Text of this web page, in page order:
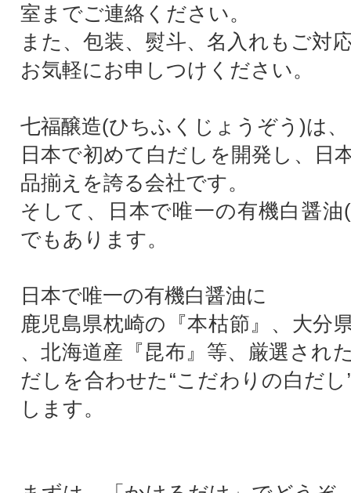
室までご連絡ください。
また、包装、熨斗、名入れもご対
お気軽にお申しつけください。
七福醸造(ひちふくじょうぞう)は、
日本で初めて白だしを開発し、日
品揃えを誇る会社です。
そして、日本で唯一の有機白醤油
でもあります。
日本で唯一の有機白醤油に
鹿児島県枕崎の『本枯節』、大分
、北海道産『昆布』等、厳選され
だしを合わせた“こだわりの白だ
します。